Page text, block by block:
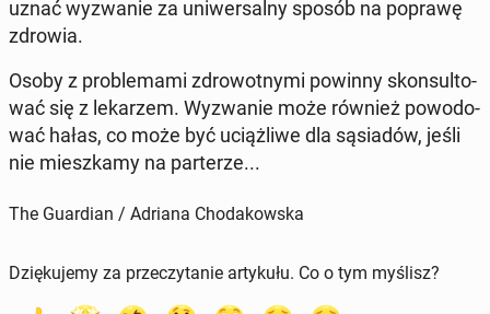
uznać wy­zwa­nie za uni­wer­sal­ny sposób na poprawę
zdrowia.
Osoby z pro­ble­ma­mi zdro­wot­ny­mi powinny skon­sul­to­
wać się z le­ka­rzem. Wy­zwa­nie może również po­wo­do­
wać hałas, co może być uciąż­li­we dla są­sia­dów, jeśli
nie miesz­ka­my na par­te­rze...
The Guardian / Adriana Chodakowska
Dziękujemy za przeczytanie artykułu. Co o tym myślisz?